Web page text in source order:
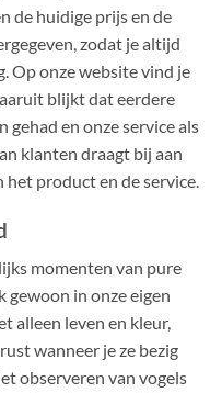
de huidige prijs en de
zodat je altijd
Op onze website vind je
blijkt dat eerdere
gehad en onze service als
klanten draagt bij aan
product en de service.
momenten van pure
gewoon in onze eigen
alleen leven en kleur,
wanneer je ze bezig
observeren van vogels